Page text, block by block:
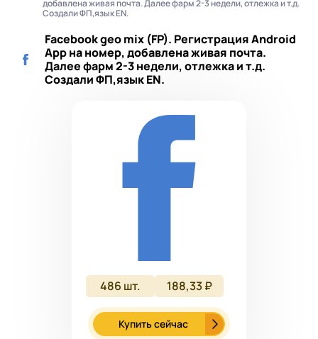
добавлена живая почта. Далее фарм 2-3 недели, отлежка и т.д.
Создали ФП,язык EN.
Facebook geo mix (FP). Регистрация Android
App на номер, добавлена живая почта.
Далее фарм 2-3 недели, отлежка и т.д.
Создали ФП,язык EN.
486 шт. 188,33 ₽
Купить сейчас